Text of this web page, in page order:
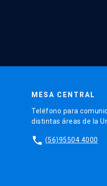
MESA CENTRAL
Teléfono para
distintas áreas de la
phone (56)95504 4000